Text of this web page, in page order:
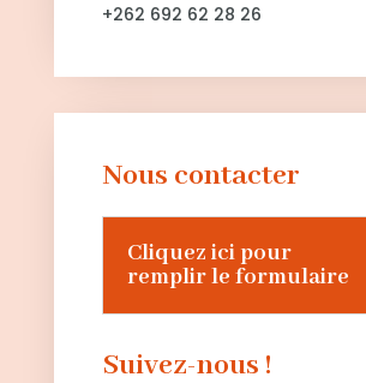
+262 692 62 28 26
Nous contacter
Cliquez ici pour
remplir le formulaire
Suivez-nous !